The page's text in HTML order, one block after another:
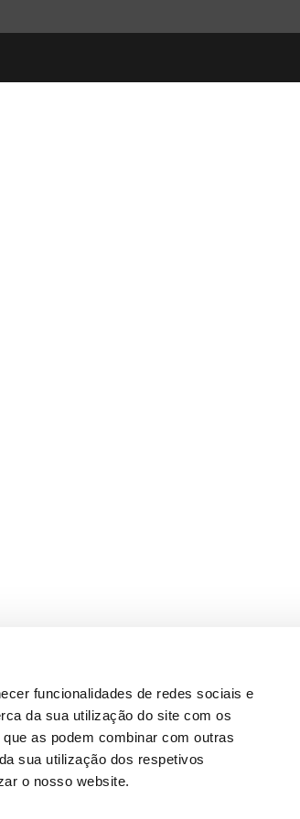
funcionalidades de redes sociais e
da sua utilização do site com os
as podem combinar com outras
sua utilização dos respetivos
o nosso website.